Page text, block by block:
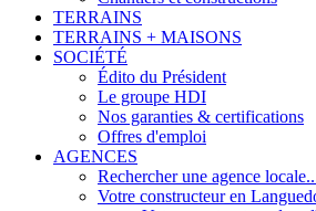
TERRAINS
TERRAINS + MAISONS
SOCIÉTÉ
Édito du Président
Le groupe HDI
Nos garanties & certifications
Offres d'emploi
AGENCES
Rechercher une agence
Votre constructeur en